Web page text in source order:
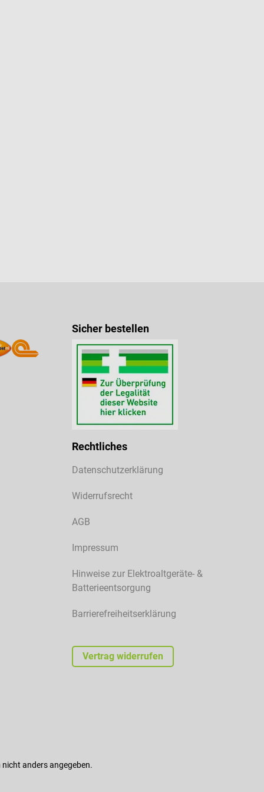
Sicher bestellen
Rechtliches
Datenschutzerklärung
Widerrufsrecht
AGB
Impressum
Hinweise zur Elektroaltgeräte- &
Batterieentsorgung
Barrierefreiheitserklärung
Vertrag widerrufen
anders angegeben.